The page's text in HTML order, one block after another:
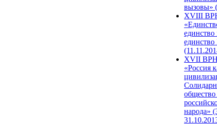
вызовы»
XVIII
единство
единство
XVII
«Россия
народа»